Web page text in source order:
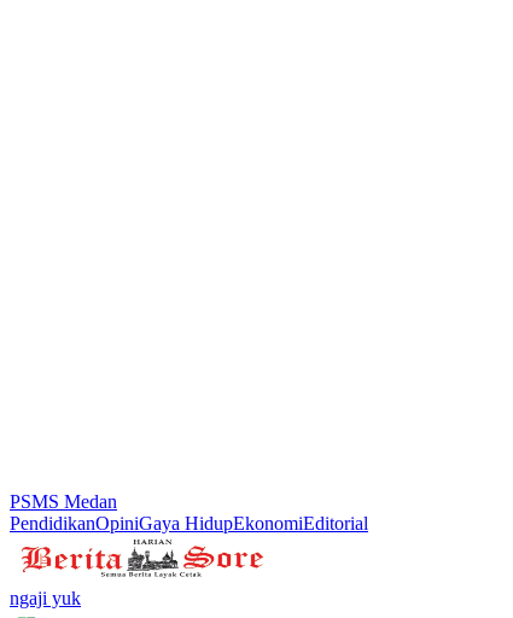
PSMS Medan
PendidikanOpiniGaya HidupEkonomiEditorial
ngaji yuk